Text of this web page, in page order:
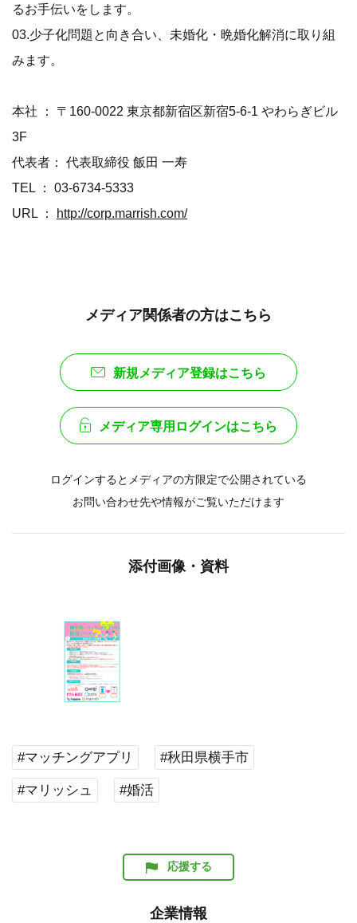
るお手伝いをします。
03.少子化問題と向き合い、未婚化・晩婚化解消に取り組
みます。
本社 ： 〒160-0022 東京都新宿区新宿5-6-1 やわらぎビル
3F
代表者： 代表取締役 飯田 一寿
TEL ： 03-6734-5333
URL ： http://corp.marrish.com/
メディア関係者の方はこちら
新規メディア登録はこちら
メディア専用ログインはこちら
ログインするとメディアの方限定で公開されている
お問い合わせ先や情報がご覧いただけます
添付画像・資料
#マッチングアプリ #秋田県横手市
#マリッシュ #婚活
応援する
企業情報